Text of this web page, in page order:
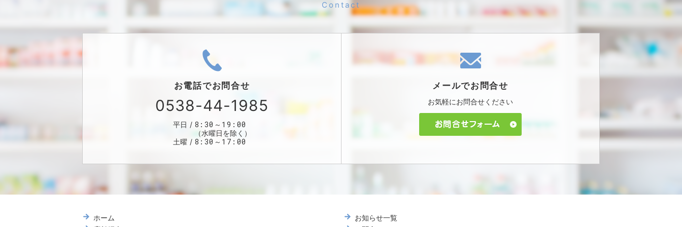
お電話でお問合せ
0538-44-1985
平日 8:30～19:00
（水曜日を除く）
土曜
8:30～17:00
メールでお問合せ
お気軽にお問合せください
ホーム
お知らせ一覧